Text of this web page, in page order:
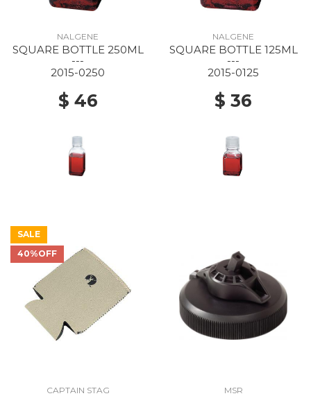
NALGENE
SQUARE BOTTLE 250ML
---
2015-0250
$ 46
NALGENE
SQUARE BOTTLE 125ML
---
2015-0125
$ 36
SALE
40%OFF
CAPTAIN STAG MSR